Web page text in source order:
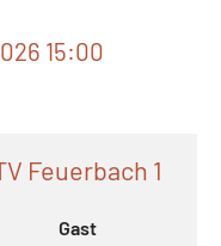
15:00
Feuerbach 1
Gast